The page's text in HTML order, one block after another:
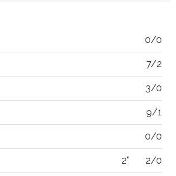
0/0
7/2
3/0
9/1
0/0
2" 2/0